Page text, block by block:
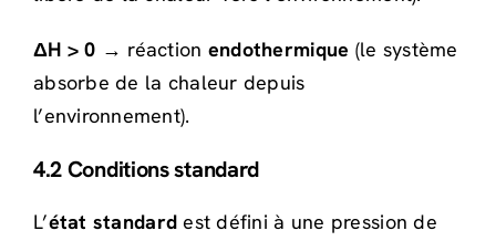
ΔH > 0 → réaction endothermique (le système
absorbe de la chaleur depuis
l’environnement).
4.2 Conditions standard
L’état standard est défini à une pression de